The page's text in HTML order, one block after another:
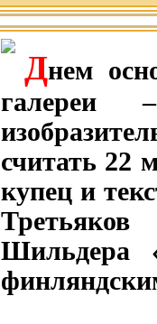
Днем
галереи
считать 22
купец и
Шильдера